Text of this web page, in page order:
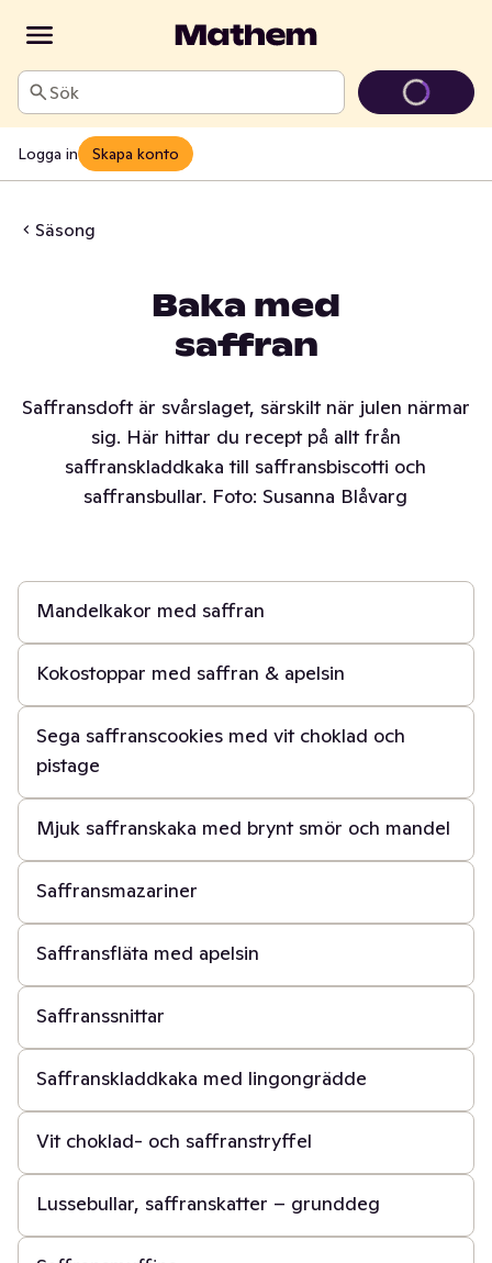
Sök
Logga in Skapa konto
Säsong
Baka med
saffran
Saffransdoft är svårslaget, särskilt när julen närmar
sig. Här hittar du recept på allt från
saffranskladdkaka till saffransbiscotti och
saffransbullar. Foto: Susanna Blåvarg
Mandelkakor med saffran
40 min
Kokostoppar med saffran & apelsin
1 t 30 min
Sega saffranscookies med vit choklad och
pistage
45 min
Mjuk saffranskaka med brynt smör och mandel
45 min
Saffransmazariner
3 t
Saffransfläta med apelsin
30 min
Saffranssnittar
40 min
Saffranskladdkaka med lingongrädde
30 min
Vit choklad- och saffranstryffel
3 t
Lussebullar, saffranskatter – grunddeg
30 min